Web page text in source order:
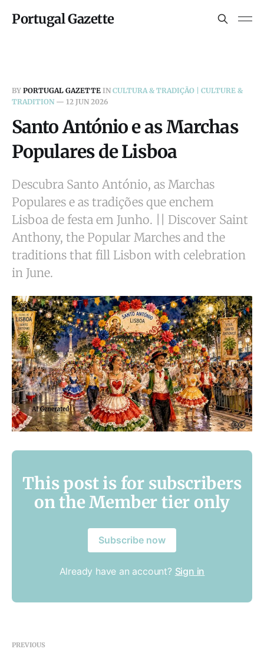
Portugal Gazette
BY PORTUGAL GAZETTE IN CULTURA & TRADIÇÃO | CULTURE &
TRADITION— 12 JUN 2026
Santo António e as Marchas
Populares de Lisboa
Descubra Santo António, as Marchas
Populares e as tradições que enchem
Lisboa de festa em Junho. || Discover Saint
Anthony, the Popular Marches and the
traditions that fill Lisbon with celebration
in June.
This post is for subscribers
on the Member tier only
Subscribe now
Already have an account? Sign in
PREVIOUS